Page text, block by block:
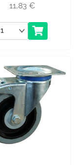
11,83 €
Anzahl